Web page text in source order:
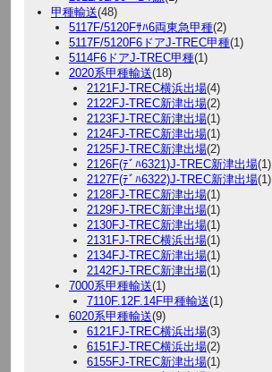
甲種輸送(48)
5117F/5120Fｻﾊ6両東急甲種(2)
5117F/5120F6ドアJ-TREC甲種(1)
5114F6ドアJ-TREC甲種(1)
2020系甲種輸送(18)
2121FJ-TREC横浜出場(4)
2122FJ-TREC新津出場(2)
2123FJ-TREC新津出場(1)
2124FJ-TREC新津出場(1)
2125FJ-TREC新津出場(2)
2126F(ﾃﾞﾊ6321)J-TREC新津出場(1)
2127F(ﾃﾞﾊ6322)J-TREC新津出場(1)
2128FJ-TREC新津出場(1)
2129FJ-TREC新津出場(1)
2130FJ-TREC新津出場(1)
2131FJ-TREC横浜出場(1)
2134FJ-TREC新津出場(1)
2142FJ-TREC新津出場(1)
7000系甲種輸送(1)
7110F.12F.14F甲種輸送(1)
6020系甲種輸送(9)
6121FJ-TREC横浜出場(3)
6151FJ-TREC横浜出場(2)
6155FJ-TREC新津出場(1)